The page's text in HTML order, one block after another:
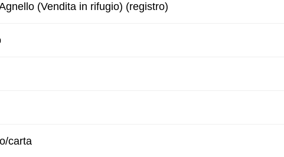
(Vendita in rifugio) (registro)
carta